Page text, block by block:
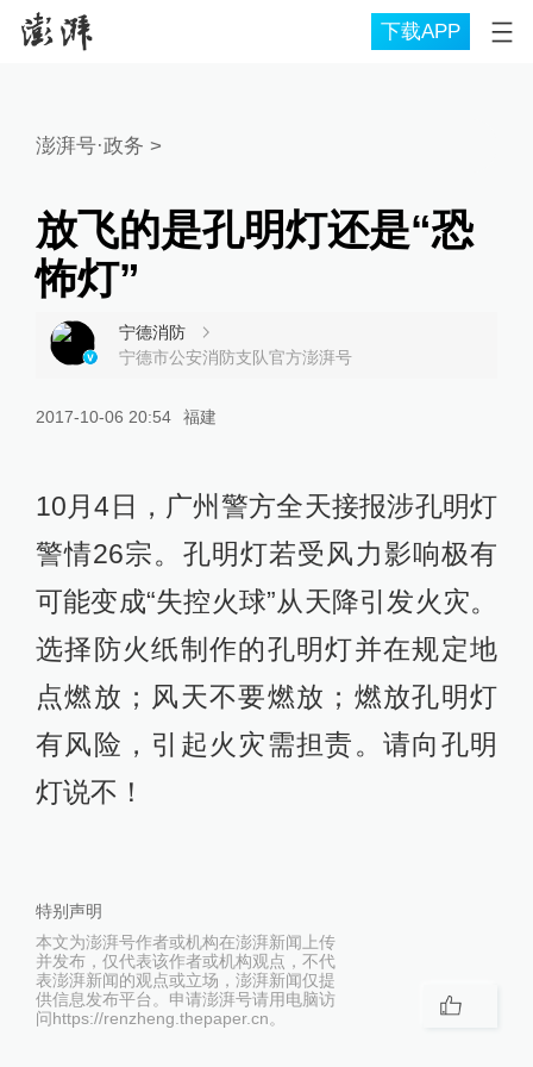
下载APP
澎湃号·政务 >
放飞的是孔明灯还是“恐
怖灯”
宁德消防
宁德市公安消防支队官方澎湃号
2017-10-06 20:54 福建
10月4日，广州警方全天接报涉孔明灯
警情26宗。孔明灯若受风力影响极有
可能变成“失控火球”从天降引发火灾。
选择防火纸制作的孔明灯并在规定地
点燃放；风天不要燃放；燃放孔明灯
有风险，引起火灾需担责。请向孔明
灯说不！
特别声明
本文为澎湃号作者或机构在澎湃新闻上传
并发布，仅代表该作者或机构观点，不代
表澎湃新闻的观点或立场，澎湃新闻仅提
供信息发布平台。申请澎湃号请用电脑访
问https://renzheng.thepaper.cn。